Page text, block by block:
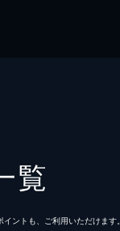
覧
ントも、ご利⽤いただけます。